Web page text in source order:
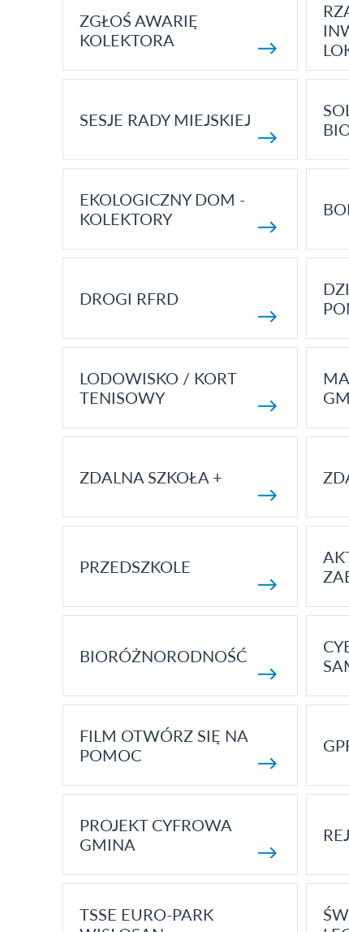
ZGŁOŚ AWARIĘ
KOLEKTORA
SESJE RADY MIEJSKIEJ
EKOLOGICZNY DOM -
KOLEKTORY
DROGI RFRD
LODOWISKO / KORT
TENISOWY
ZDALNA SZKOŁA +
PRZEDSZKOLE
BIORÓŻNORODNOŚĆ
FILM OTWÓRZ SIĘ NA
POMOC
PROJEKT CYFROWA
GMINA
TSSE EURO-PARK